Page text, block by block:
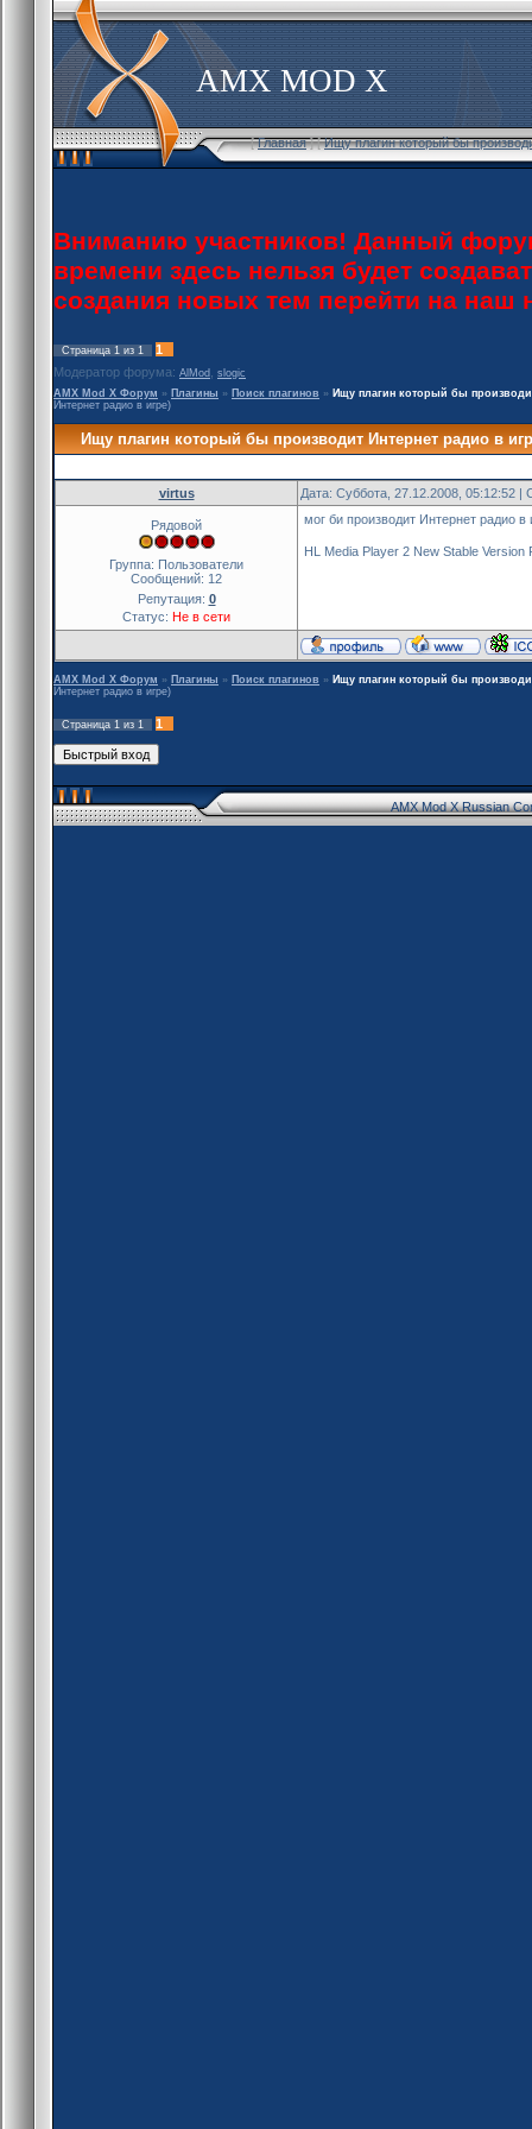
AMX MOD X
[Главная] [Ищу плагин который бы
Вниманию участников! Данный
времени здесь нельзя будет
создания новых тем перейти на
Страница 1 из 1
1
Модератор форума: AlMod
slogic
AMX Mod X Форум » Плагины » Поиск плагинов » Ищу плагин который бы
Интернет радио в игре)
Ищу плагин который бы производит Интернет радио в
virtus Дата: Суббота, 27.12.2008, 05:12:52
Рядовой
Группа: Пользователи
Сообщений: 12
Репутация: 0
Статус: Не в сети
мог би производит Интернет радио
HL Media Player 2 New Stable
AMX Mod X Форум » Плагины » Поиск плагинов » Ищу плагин который бы
Интернет радио в игре)
Страница 1 из 1 1
AMX Mod X Russian